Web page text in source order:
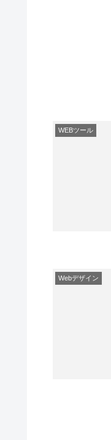
WEBツール
Webデザイン